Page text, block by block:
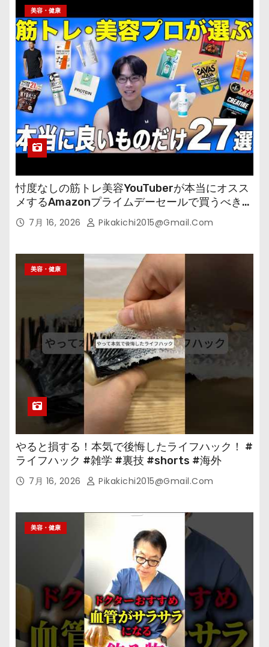
美容・健康
忖度なしの筋トレ美容YouTuberが本当にオスス
メするAmazonプライムデーセールで買うべきも
の 7月 16, 2026 Pikakichi2015@gmail.com
美容・健康
やると損する！本気で後悔したライフハック！ #
ライフハック #雑学 #裏技 #shorts #海外
7月 16, 2026 Pikakichi2015@gmail.com
美容・健康